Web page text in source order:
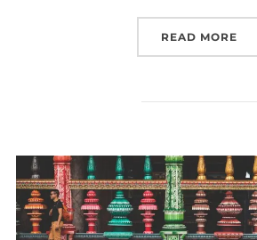
READ MORE